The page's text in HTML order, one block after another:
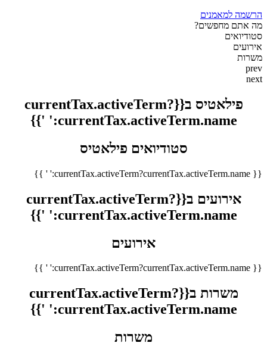
הרשמה למאמנים
מה אתם מחפשים?
סטודיואים
אירועים
משרות
prev
next
פילאטיס ב{{currentTax.activeTerm?
currentTax.activeTerm.name:' '}}
סטודיואים פילאטיס
{{ currentTax.activeTerm?currentTax.activeTerm.name:' ' }}
אירועים ב{{currentTax.activeTerm?
currentTax.activeTerm.name:' '}}
אירועים
{{ currentTax.activeTerm?currentTax.activeTerm.name:' ' }}
משרות ב{{currentTax.activeTerm?
currentTax.activeTerm.name:' '}}
משרות